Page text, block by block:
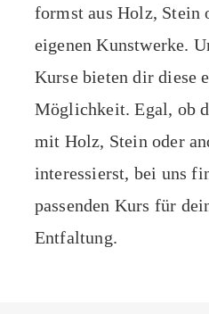
formst aus Holz, Stein
eigenen Kunstwerke.
Kurse bieten dir diese
Möglichkeit. Egal, ob
mit Holz, Stein oder
interessierst, bei uns
passenden Kurs für
Entfaltung.